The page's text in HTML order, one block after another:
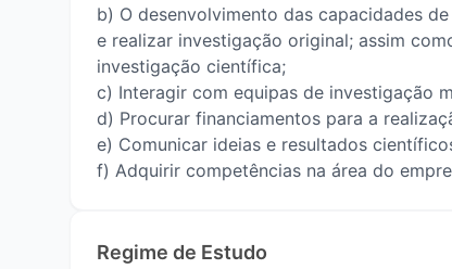
b) O desenvolvimento das capacidades
e realizar investigação original; assim
investigação científica;
c) Interagir com equipas de investigação
d) Procurar financiamentos para a
e) Comunicar ideias e resultados
f) Adquirir competências na área do
Regime de Estudo